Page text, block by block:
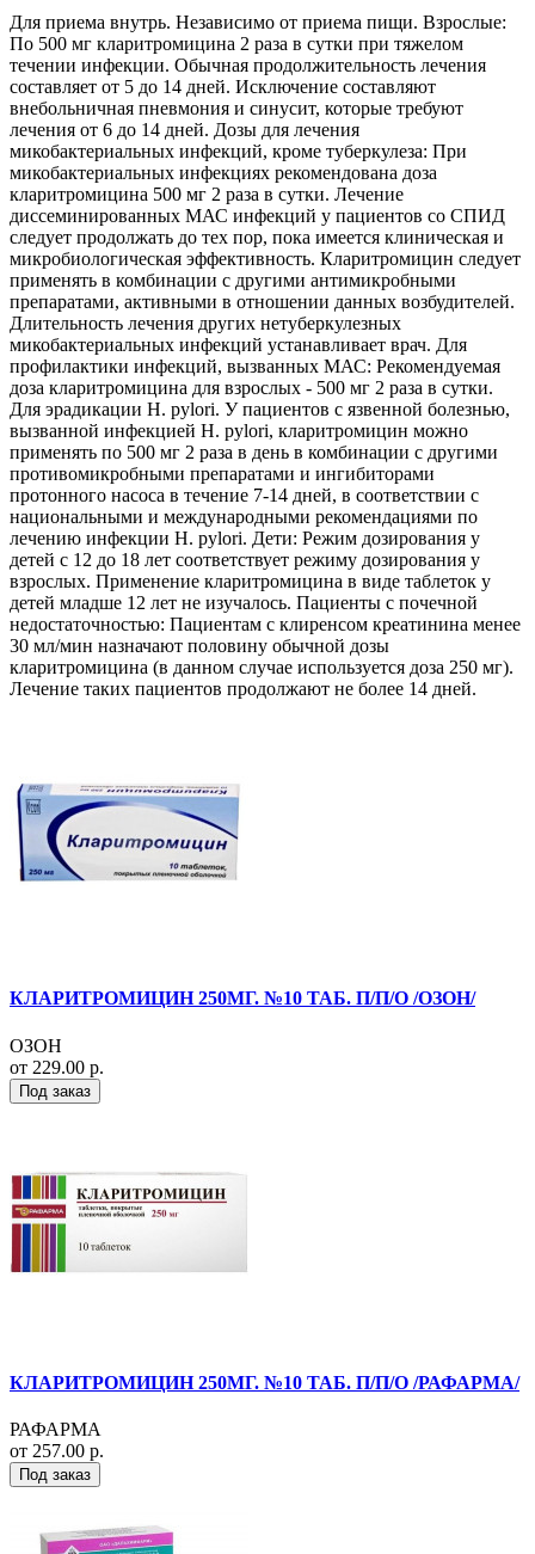
Для приема внутрь. Независимо от приема пищи. Взрослые:
По 500 мг кларитромицина 2 раза в сутки при тяжелом
течении инфекции. Обычная продолжительность лечения
составляет от 5 до 14 дней. Исключение составляют
внебольничная пневмония и синусит, которые требуют
лечения от 6 до 14 дней. Дозы для лечения
микобактериальных инфекций, кроме туберкулеза: При
микобактериальных инфекциях рекомендована доза
кларитромицина 500 мг 2 раза в сутки. Лечение
диссеминированных МАС инфекций у пациентов со СПИД
следует продолжать до тех пор, пока имеется клиническая и
микробиологическая эффективность. Кларитромицин следует
применять в комбинации с другими антимикробными
препаратами, активными в отношении данных возбудителей.
Длительность лечения других нетуберкулезных
микобактериальных инфекций устанавливает врач. Для
профилактики инфекций, вызванных МАС: Рекомендуемая
доза кларитромицина для взрослых - 500 мг 2 раза в сутки.
Для эрадикации Н. pylori. У пациентов с язвенной болезнью,
вызванной инфекцией Н. pylori, кларитромицин можно
применять по 500 мг 2 раза в день в комбинации с другими
противомикробными препаратами и ингибиторами
протонного насоса в течение 7-14 дней, в соответствии с
национальными и международными рекомендациями по
лечению инфекции Н. pylori. Дети: Режим дозирования у
детей с 12 до 18 лет соответствует режиму дозирования у
взрослых. Применение кларитромицина в виде таблеток у
детей младше 12 лет не изучалось. Пациенты с почечной
недостаточностью: Пациентам с клиренсом креатинина менее
30 мл/мин назначают половину обычной дозы
кларитромицина (в данном случае используется доза 250 мг).
Лечение таких пациентов продолжают не более 14 дней.
КЛАРИТРОМИЦИН 250МГ. №10 ТАБ. П/П/О /ОЗОН/
ОЗОН
от 229.00 р.
Под заказ
КЛАРИТРОМИЦИН 250МГ. №10 ТАБ. П/П/О /РАФАРМА/
РАФАРМА
от 257.00 р.
Под заказ